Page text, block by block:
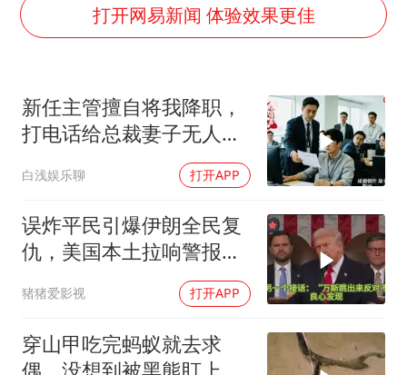
乘客脱鞋散发异味 司机提醒反被怼
恩比德变瘦引热议
总书记关心百姓身边这些民生大事
打开网易新闻 体验效果更佳
新任主管擅自将我降职，
打电话给总裁妻子无人接
听，我选择离职，二十分
钟后系统瘫痪
白浅娱乐聊 打开APP
误炸平民引爆伊朗全民复
仇，美国本土拉响警报，
猪猪爱影视 打开APP
穿山甲吃完蚂蚁就去求